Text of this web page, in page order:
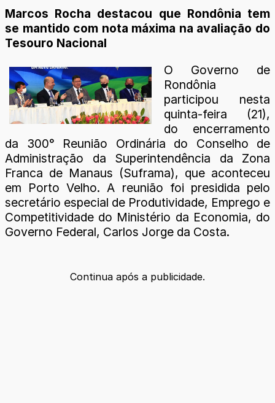
Marcos Rocha destacou que Rondônia tem
se mantido com nota máxima na avaliação do
Tesouro Nacional
O Governo de
Rondônia
participou nesta
quinta-feira (21),
do encerramento
da 300° Reunião Ordinária do Conselho de
Administração da Superintendência da Zona
Franca de Manaus (Suframa), que aconteceu
em Porto Velho. A reunião foi presidida pelo
secretário especial de Produtividade, Emprego e
Competitividade do Ministério da Economia, do
Governo Federal, Carlos Jorge da Costa.
Continua após a publicidade.